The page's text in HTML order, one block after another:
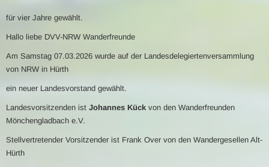
für vier Jahre gewählt.
Hallo liebe DVV-NRW Wanderfreunde
Am Samstag 07.03.2026 wurde auf der Landesdelegiertenversammlung
von NRW in Hürth
ein neuer Landesvorstand gewählt.
Landesvorsitzenden ist Johannes Kück von den Wanderfreunden
Mönchengladbach e.V.
Stellvertretender Vorsitzender ist Frank Over von den Wandergesellen Alt-
Hürth